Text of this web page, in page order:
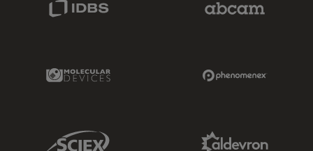
Molecular Devices Link
Sciex Link